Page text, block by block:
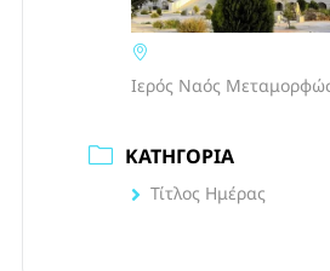
Ιερός Ναός
ΚΑΤΗΓΟΡΊΑ
Τίτλος Ημέρας